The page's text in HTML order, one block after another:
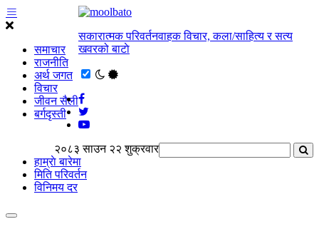
समाचार
राजनीति
अर्थ जगत
विचार
जीवन सैली
बर्गदृस्ती
सकारात्मक परिवर्तनवाहक विचार, कला/साहित्य र सत्य
खवरको बाटाे
२०८३ साउन २२ शुक्रवार
हाम्राे बारेमा
मिति परिवर्तन
विनिमय दर